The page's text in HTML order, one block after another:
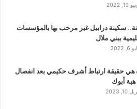
19, 2022
سكينة درابيل غير مرحب بها بالمؤسسات
ببني ملال
2022
هي حقيقة ارتباط أشرف حكيمي بعد انفصال
أبوك
10, 2023